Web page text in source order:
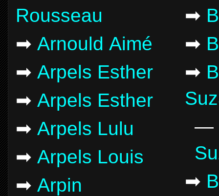
Rousseau
➡ Arnould Aimé
➡ Arpels Esther
➡ Arpels Esther
➡ Arpels Lulu
➡ Arpels Louis
➡ Arpin
➡
➡
➡
—
➡